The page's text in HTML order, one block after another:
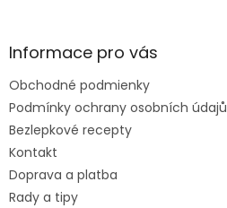
ä
e
Informace pro vás
Obchodné podmienky
Podmínky ochrany osobních údajů
Bezlepkové recepty
Kontakt
Doprava a platba
Rady a tipy